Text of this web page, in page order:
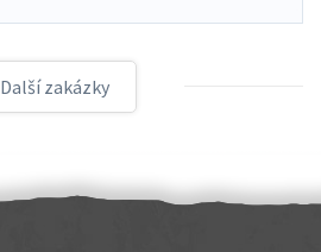
Další zakázky